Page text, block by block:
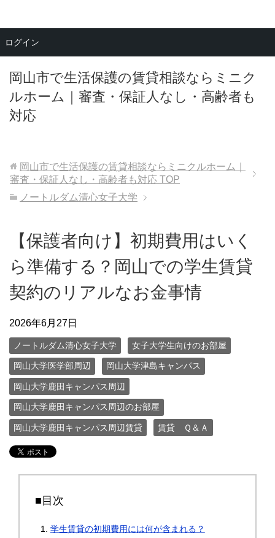
岡山市で生活保護の賃貸相談ならミニク
ルホーム｜審査・保証人なし・高齢者も
対応
メニュー
岡山市で生活保護の賃貸相談ならミニクルホーム｜
審査・保証人なし・高齢者も対応 TOP
ノートルダム清心女子大学
【保護者向け】初期費用はいく
ら準備する？岡山での学生賃貸
契約のリアルなお金事情
2026年6月27日
ノートルダム清心女子大学 女子大学生向けのお部屋
岡山大学医学部周辺 岡山大学津島キャンパス
岡山大学鹿田キャンパス周辺
岡山大学鹿田キャンパス周辺のお部屋
岡山大学鹿田キャンパス周辺賃貸 賃貸 Ｑ＆Ａ
■目次
学生賃貸の初期費用には何が含まれる？
ログイン